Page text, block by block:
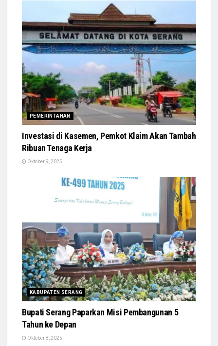
PEMERINTAHAN
Investasi di Kasemen, Pemkot Klaim Akan Tambah
Ribuan Tenaga Kerja
Oktober 9, 2025
KABUPATEN SERANG
Bupati Serang Paparkan Misi Pembangunan 5
Tahun ke Depan
Oktober 8, 2025